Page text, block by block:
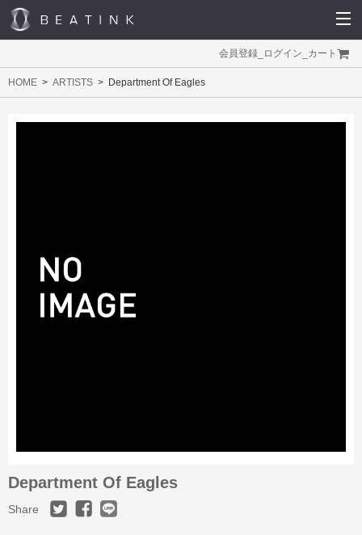
会員登録 ログイン カート
HOME ARTISTS Department Of Eagles
Department Of Eagles
Share